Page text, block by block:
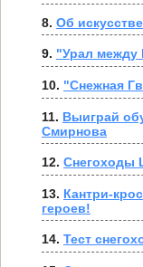
8. Об
9. "Урал между
10. "Снежная
11. Выиграй
Смирнова
12. Снегоходы
13. Кантри-
героев!
14. Тест